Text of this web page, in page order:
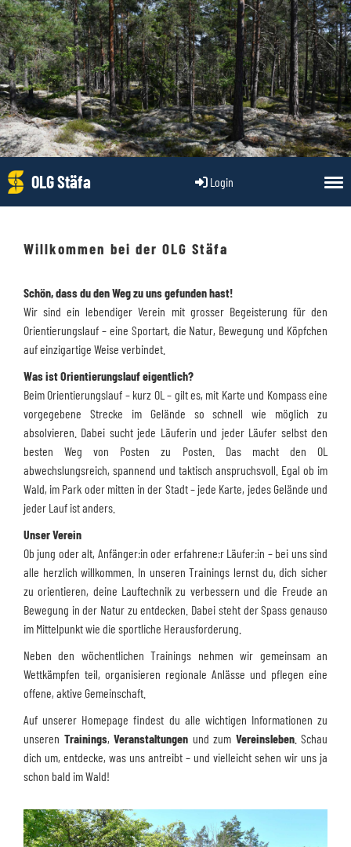
Login
OLG Stäfa
Willkommen bei der OLG Stäfa
Schön, dass du den Weg zu uns gefunden hast!
Wir sind ein lebendiger Verein mit grosser Begeisterung für den
Orientierungslauf – eine Sportart, die Natur, Bewegung und Köpfchen
auf einzigartige Weise verbindet.
Was ist Orientierungslauf eigentlich?
Beim Orientierungslauf – kurz OL – gilt es, mit Karte und Kompass eine
vorgegebene Strecke im Gelände so schnell wie möglich zu
absolvieren. Dabei sucht jede Läuferin und jeder Läufer selbst den
besten Weg von Posten zu Posten. Das macht den OL
abwechslungsreich, spannend und taktisch anspruchsvoll. Egal ob im
Wald, im Park oder mitten in der Stadt – jede Karte, jedes Gelände und
jeder Lauf ist anders.
Unser Verein
Ob jung oder alt, Anfänger:in oder erfahrene:r Läufer:in – bei uns sind
alle herzlich willkommen. In unseren Trainings lernst du, dich sicher
zu orientieren, deine Lauftechnik zu verbessern und die Freude an
Bewegung in der Natur zu entdecken. Dabei steht der Spass genauso
im Mittelpunkt wie die sportliche Herausforderung.
Neben den wöchentlichen Trainings nehmen wir gemeinsam an
Wettkämpfen teil, organisieren regionale Anlässe und pflegen eine
offene, aktive Gemeinschaft.
Auf unserer Homepage findest du alle wichtigen Informationen zu
unseren Trainings, Veranstaltungen und zum Vereinsleben. Schau
dich um, entdecke, was uns antreibt – und vielleicht sehen wir uns ja
schon bald im Wald!